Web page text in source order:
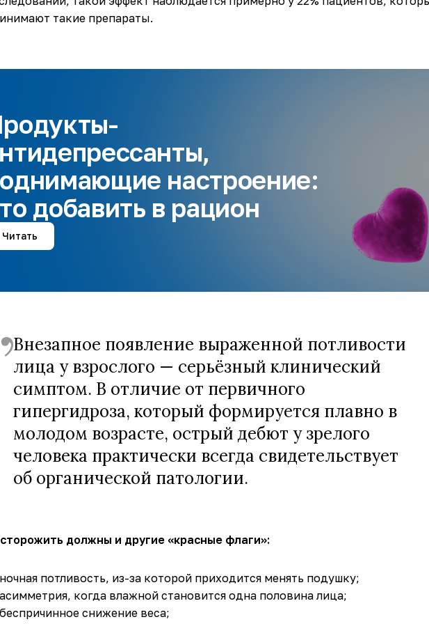
такие препараты.
настроение:
добавить в рацион
Читать
Внезапное появление выраженной потливости
лица у взрослого — серьёзный клинический
симптом. В отличие от первичного
гипергидроза, который формируется плавно в
молодом возрасте, острый дебют у зрелого
человека практически всегда свидетельствует
об органической патологии.
должны и другие «красные флаги»:
ночная потливость, из-за которой приходится менять подушку;
асимметрия, когда влажной становится одна половина лица;
беспричинное снижение веса;